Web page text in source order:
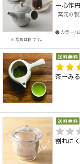
※写真は白です。
一心作
窯元の
●カラー/
茶ーみる
割れに